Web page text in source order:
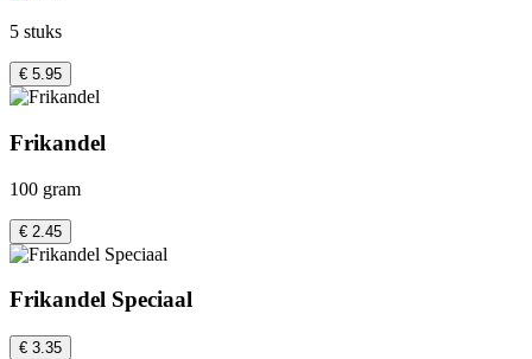
5 stuks
€ 5.95
Frikandel
100 gram
€ 2.45
Frikandel Speciaal
€ 3.35